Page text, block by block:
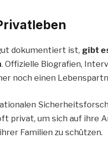
dokumentiert ist, gibt
. Offizielle Biografien,
noch einen
privat, um sich auf ihre
Familien zu schützen.